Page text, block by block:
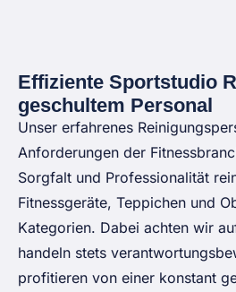
Effiziente Sportstudio
geschultem Personal
Unser erfahrenes
Anforderungen der
Sorgfalt und Professionalität
Fitnessgeräte, Teppichen und
Kategorien. Dabei achten wir
handeln stets
profitieren von einer konstant